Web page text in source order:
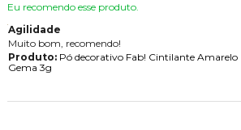
Eu recomendo esse produto.
Agilidade
Muito bom, recomendo!
Produto:Pó decorativo Fab! Cintilante Amarelo
Gema 3g